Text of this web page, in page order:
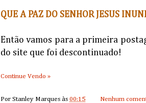
QUE A PAZ DO SENHOR JESUS
Então vamos para a primeira
do site que foi descontinuado!
Continue Vendo »
Por Stanley Marques às 00:15
Nenhum